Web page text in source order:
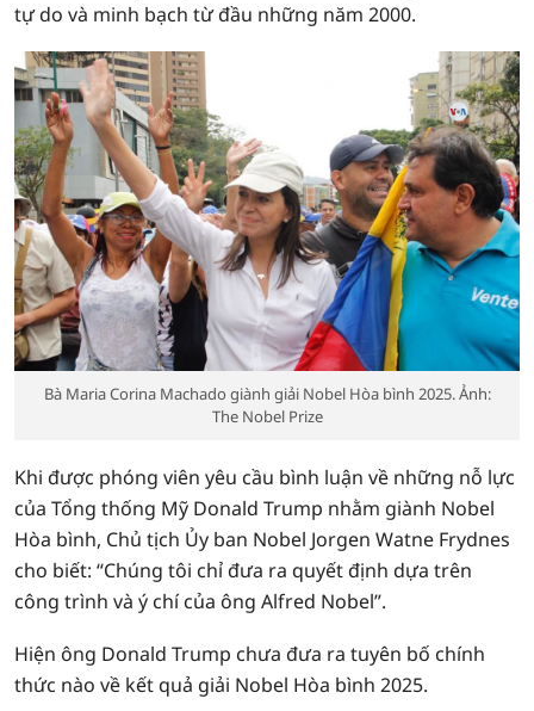
tự do và minh bạch từ đầu những năm 2000.
Bà Maria Corina Machado giành giải Nobel Hòa bình 2025. Ảnh:
The Nobel Prize
Khi được phóng viên yêu cầu bình luận về những nỗ lực
của Tổng thống Mỹ Donald Trump nhằm giành Nobel
Hòa bình, Chủ tịch Ủy ban Nobel Jorgen Watne Frydnes
cho biết: “Chúng tôi chỉ đưa ra quyết định dựa trên
công trình và ý chí của ông Alfred Nobel”.
Hiện ông Donald Trump chưa đưa ra tuyên bố chính
thức nào về kết quả giải Nobel Hòa bình 2025.